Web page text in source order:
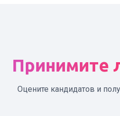
Принимите
Оцените кандидатов и